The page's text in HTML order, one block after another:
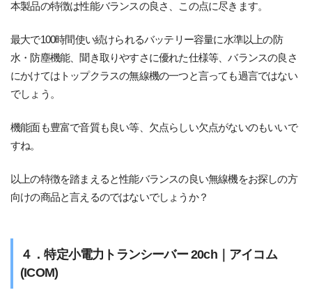
本製品の特徴は性能バランスの良さ、この点に尽きます。
最大で100時間使い続けられるバッテリー容量に水準以上の防
水・防塵機能、聞き取りやすさに優れた仕様等、バランスの良さ
にかけてはトップクラスの無線機の一つと言っても過言ではない
でしょう。
機能面も豊富で音質も良い等、欠点らしい欠点がないのもいいで
すね。
以上の特徴を踏まえると性能バランスの良い無線機をお探しの方
向けの商品と言えるのではないでしょうか？
４．特定小電力トランシーバー 20ch｜アイコム
(ICOM)